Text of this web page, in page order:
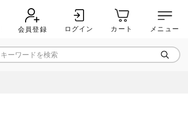
会員登録 ログイン カート メニュー